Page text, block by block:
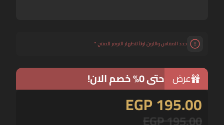
حدد المقاس واللون اولاً لاظهار التوفر للمنتج.*
عرض حتى 0% خصم الان!
EGP 195.00